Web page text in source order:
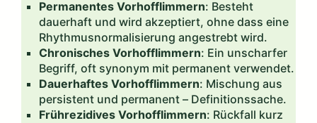
Permanentes Vorhofflimmern: Besteht
dauerhaft und wird akzeptiert, ohne dass eine
Rhythmusnormalisierung angestrebt wird.
Chronisches Vorhofflimmern: Ein unscharfer
Begriff, oft synonym mit permanent verwendet.
Dauerhaftes Vorhofflimmern: Mischung aus
persistent und permanent – Definitionssache.
Frührezidives Vorhofflimmern: Rückfall kurz